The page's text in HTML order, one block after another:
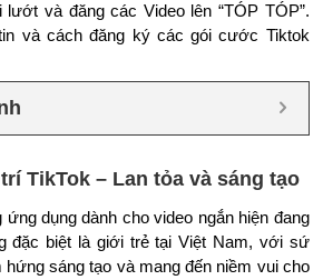
và đăng các Video lên “TÓP TÓP”.
và cách đăng ký các gói cước Tiktok
TikTok – Lan tỏa và sáng tạo
ứng dụng dành cho video ngắn hiện đang
đặc biệt là giới trẻ tại Việt Nam, với sứ
sáng tạo và mang đến niềm vui cho